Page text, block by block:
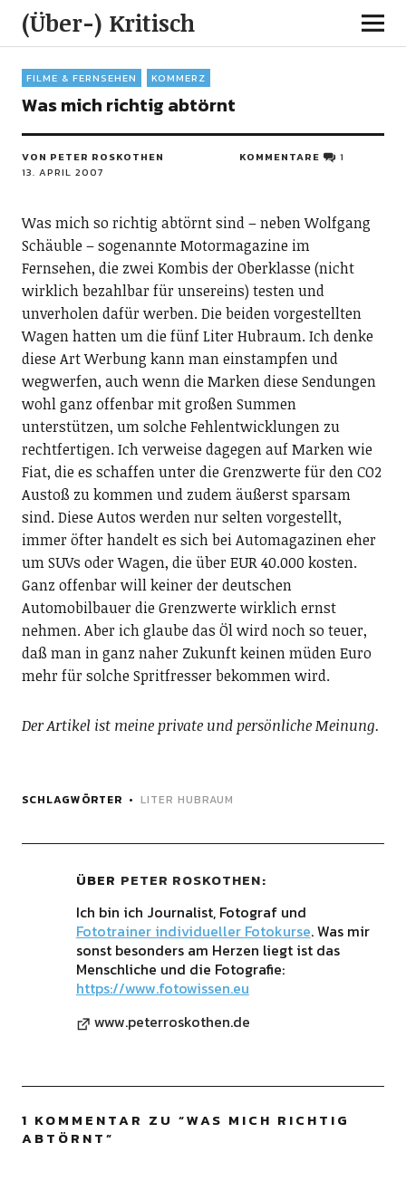
(Über-) Kritisch
FILME & FERNSEHEN KOMMERZ
Was mich richtig abtörnt
VON PETER ROSKOTHEN
13. APRIL 2007
KOMMENTARE 1
Was mich so richtig abtörnt sind – neben Wolfgang
Schäuble – sogenannte Motormagazine im
Fernsehen, die zwei Kombis der Oberklasse (nicht
wirklich bezahlbar für unsereins) testen und
unverholen dafür werben. Die beiden vorgestellten
Wagen hatten um die fünf Liter Hubraum. Ich denke
diese Art Werbung kann man einstampfen und
wegwerfen, auch wenn die Marken diese Sendungen
wohl ganz offenbar mit großen Summen
unterstützen, um solche Fehlentwicklungen zu
rechtfertigen. Ich verweise dagegen auf Marken wie
Fiat, die es schaffen unter die Grenzwerte für den CO2
Austoß zu kommen und zudem äußerst sparsam
sind. Diese Autos werden nur selten vorgestellt,
immer öfter handelt es sich bei Automagazinen eher
um SUVs oder Wagen, die über EUR 40.000 kosten.
Ganz offenbar will keiner der deutschen
Automobilbauer die Grenzwerte wirklich ernst
nehmen. Aber ich glaube das Öl wird noch so teuer,
daß man in ganz naher Zukunft keinen müden Euro
mehr für solche Spritfresser bekommen wird.
Der Artikel ist meine private und persönliche Meinung.
SCHLAGWÖRTER LITER HUBRAUM
ÜBER PETER ROSKOTHEN
Ich bin ich Journalist, Fotograf und
Fototrainer individueller Fotokurse. Was mir
sonst besonders am Herzen liegt ist das
Menschliche und die Fotografie:
https://www.fotowissen.eu
www.peterroskothen.de
1 KOMMENTAR ZU “WAS MICH RICHTIG
ABTÖRNT”